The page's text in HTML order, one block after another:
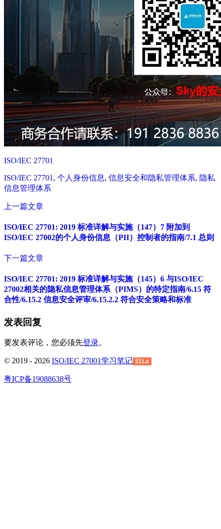
ISO/IEC 27701
ISO/IEC 27701 , 个人身份信息, 信息安全和隐私管理体系, 隐私
信息管理体系
上一篇文章
ISO/IEC 27701: 2019 标准详解与实施（147）7 附加到
ISO/IEC 27002的个人身份信息（PII）控制者的指南/7.1 总则
下一篇文章
ISO/IEC 27701: 2019 标准详解与实施（145）6 与ISO/IEC
27002相关的隐私信息管理体系（PIMS）的特定指南/6.15 符
合性/6.15.2 信息安全评审/6.15.2.2 符合安全策略和标准
发表回复
要发表评论，您必须先登录。
© 2019 - 2026 ISO/IEC 27001学习笔记 51La
粤ICP备19088638号